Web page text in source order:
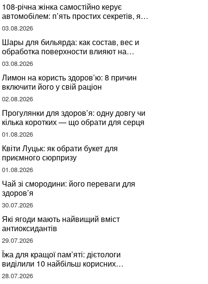
108-річна жінка самостійно керує
автомобілем: п’ять простих секретів, які
допомогли їй дожити до століття
03.08.2026
Шары для бильярда: как состав, вес и
обработка поверхности влияют на
динамику игры
03.08.2026
Лимон на користь здоров’ю: 8 причин
включити його у свій раціон
02.08.2026
Прогулянки для здоров’я: одну довгу чи
кілька коротких — що обрати для серця
01.08.2026
Квіти Луцьк: як обрати букет для
приємного сюрпризу
01.08.2026
Чай зі смородини: його переваги для
здоров’я
30.07.2026
Які ягоди мають найвищий вміст
антиоксидантів
29.07.2026
Їжа для кращої пам’яті: дієтологи
виділили 10 найбільш корисних
продуктів
28.07.2026